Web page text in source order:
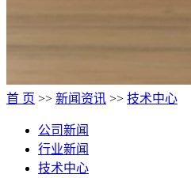
首 页 >> 新闻资讯 >> 技术中心
公司新闻
行业新闻
技术中心